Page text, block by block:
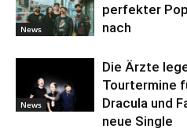
News
perfekter
nach
News
Die Ärzte
Tourtermine
Dracula und
neue Single